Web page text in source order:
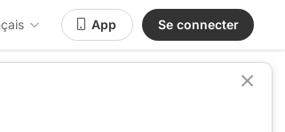
App Se connecter